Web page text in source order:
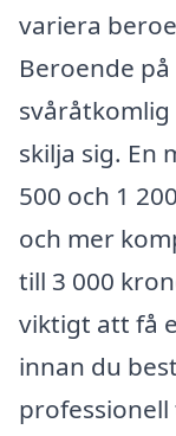
variera
Beroende
svåråtkomlig
skilja sig. En
500 och 1
och mer
till 3 000
viktigt att få
innan du